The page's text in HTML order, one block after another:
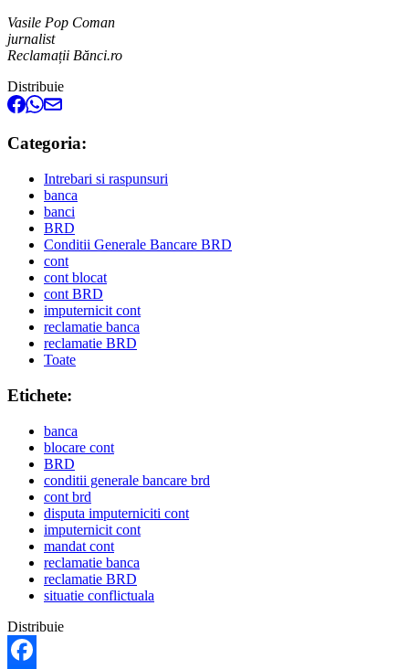
Vasile Pop Coman
jurnalist
Reclamații Bănci.ro
Distribuie
Categoria:
Intrebari si raspunsuri
banca
banci
BRD
Conditii Generale Bancare BRD
cont
cont blocat
cont BRD
imputernicit cont
reclamatie banca
reclamatie BRD
Toate
Etichete:
banca
blocare cont
BRD
conditii generale bancare brd
cont brd
disputa imputerniciti cont
imputernicit cont
mandat cont
reclamatie banca
reclamatie BRD
situatie conflictuala
Distribuie